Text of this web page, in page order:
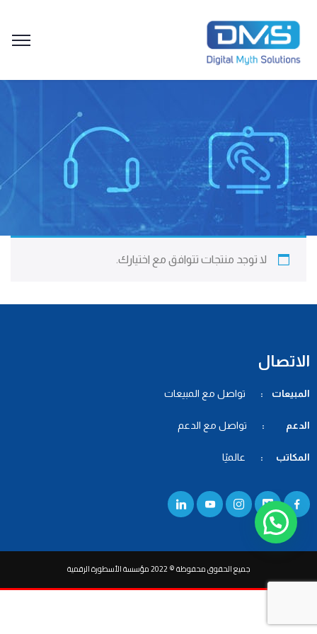
لا توجد منتجات تتوافق مع اختيارك.
الاتصال
المبيعات : تواصل مع المبيعات
الدعم : تواصل مع الدعم
المكاتب : عالميًا
جميع الحقوق محفوظة © 2022 مؤسسة الأسطورة الرقمية